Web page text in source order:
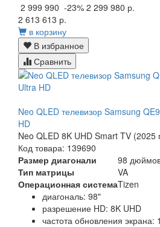
2 999 990 -23% 2 299 980 р.
2 613 613 р.
в корзину
В избранное
Сравнить
Neo QLED телевизор Samsung
HD
Neo QLED 8K UHD Smart TV (2025
Код товара: 139690
Размер диагонали
98
Тип матрицы
VA
Операционная системаTizen
диагональ: 98"
разрешение HD: 8K UHD
частота обновления экрана: